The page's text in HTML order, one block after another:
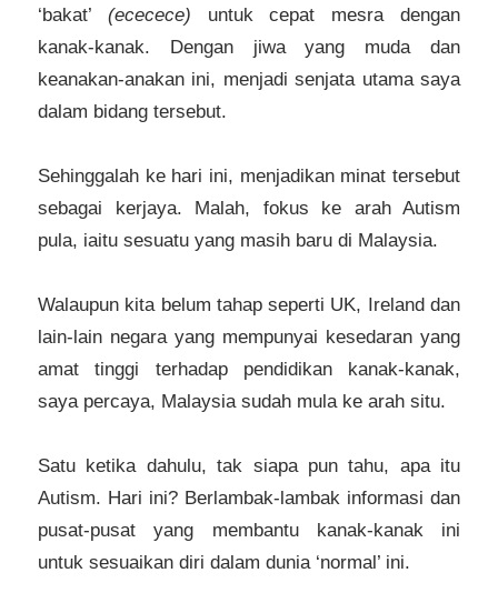
‘bakat’ (ececece) untuk cepat mesra dengan
kanak-kanak. Dengan jiwa yang muda dan
keanakan-anakan ini, menjadi senjata utama saya
dalam bidang tersebut.
Sehinggalah ke hari ini, menjadikan minat tersebut
sebagai kerjaya. Malah, fokus ke arah Autism
pula, iaitu sesuatu yang masih baru di Malaysia.
Walaupun kita belum tahap seperti UK, Ireland dan
lain-lain negara yang mempunyai kesedaran yang
amat tinggi terhadap pendidikan kanak-kanak,
saya percaya, Malaysia sudah mula ke arah situ.
Satu ketika dahulu, tak siapa pun tahu, apa itu
Autism. Hari ini? Berlambak-lambak informasi dan
pusat-pusat yang membantu kanak-kanak ini
untuk sesuaikan diri dalam dunia ‘normal’ ini.